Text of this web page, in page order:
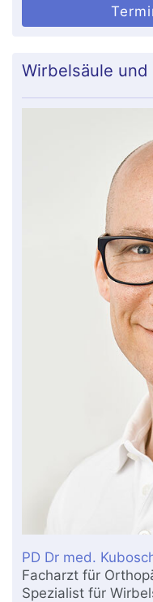
Wirbelsäule und
PD Dr med.
Facharzt für
Spezialist für